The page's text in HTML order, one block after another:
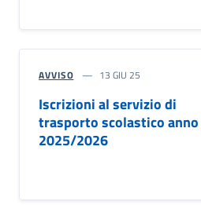
AVVISO 13 GIU 25
Iscrizioni al servizio di
trasporto scolastico anno
2025/2026